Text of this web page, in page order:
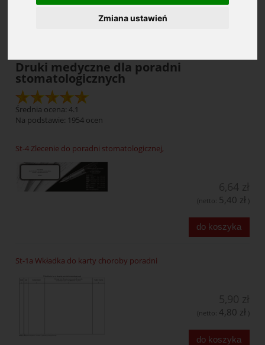
Zmiana ustawień
Druki medyczne dla poradni
stomatologicznych
Średnia ocena: 4.1
Na podstawie: 1954 ocen
St-4 Zlecenie do poradni stomatologicznej,
(netto: 5,40 zł )
do koszyka
St-1a Wkładka do karty choroby poradni
(netto: 4,80 zł )
do koszyka